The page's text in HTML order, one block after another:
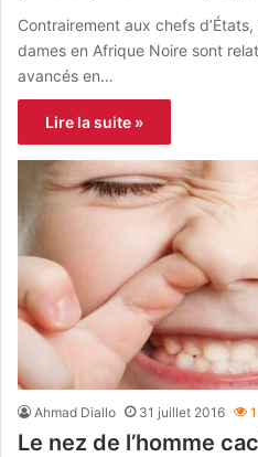
Contrairement aux chefs
dames en Afrique Noire sont
avancés en…
Lire la suite »
Ahmad Diallo 31 juillet 2016
Le nez de l’homme